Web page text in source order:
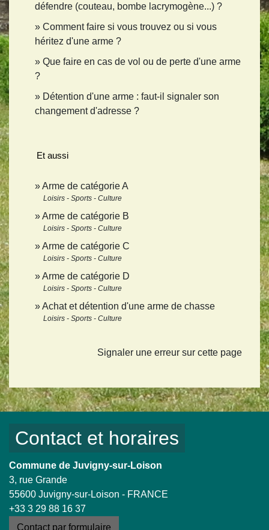
défendre (couteau, bombe lacrymogène...) ?
Comment faire si vous trouvez ou si vous
héritez d'une arme ?
Que faire en cas de vol ou de perte d'une arme
?
Détention d'une arme : faut-il signaler son
changement d'adresse ?
Et aussi
Arme de catégorie A
Loisirs - Sports - Culture
Arme de catégorie B
Loisirs - Sports - Culture
Arme de catégorie C
Loisirs - Sports - Culture
Arme de catégorie D
Loisirs - Sports - Culture
Achat et détention d'une arme de chasse
Loisirs - Sports - Culture
Signaler une erreur sur cette page
Contact et horaires
Commune de Juvigny-sur-Loison
3, rue Grande
55600 Juvigny-sur-Loison - FRANCE
+33 3 29 88 16 37
Contact par formulaire